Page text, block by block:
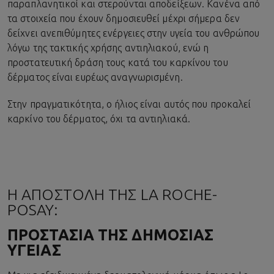
παραπλανητικοί και στερούνται αποδείξεων. Κανένα από
τα στοιχεία που έχουν δημοσιευθεί μέχρι σήμερα δεν
δείχνει ανεπιθύμητες ενέργειες στην υγεία του ανθρώπου
λόγω της τακτικής χρήσης αντιηλιακού, ενώ η
προστατευτική δράση τους κατά του καρκίνου του
δέρματος είναι ευρέως αναγνωρισμένη.
Στην πραγματικότητα, ο ήλιος είναι αυτός που προκαλεί
καρκίνο του δέρματος, όχι τα αντιηλιακά.
Η ΑΠΟΣΤΟΛΗ ΤΗΣ LA ROCHE-
POSAY:
ΠΡΟΣΤΑΣΙΑ ΤΗΣ ΔΗΜΟΣΙΑΣ
ΥΓΕΙΑΣ